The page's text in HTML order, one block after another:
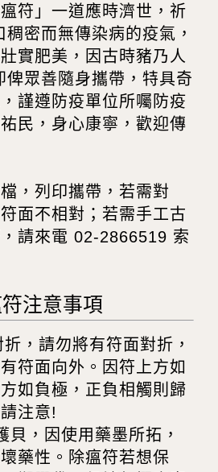
符」一道應時濟世，祈
密而無傳染病的疫氣，
實肥美，因古時豬乃人
俾眾善隨身攜帶，特具奇
謹遵防疫單位所囑防疫
民，身心康寧，歡迎傳
，列印攜帶，若需對
面不相對；若需手工古
請來電 02-2866519 索
注意事項
，請勿將有符面對折，
符面向外。因符上方如
如負極，正負相觸則歸
注意!
，因使用藥墨所拓，
藥性。除瘟符若想保